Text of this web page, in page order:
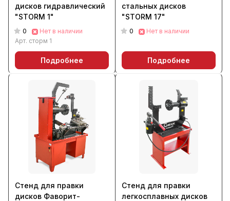
дисков гидравлический
"STORM 1"
0
Нет в наличии
Арт. сторм 1
Подробнее
стальных дисков
"STORM 17"
0 Нет в наличии
Подробнее
Стенд для правки
дисков Фаворит-
Стенд для правки
легкосплавных дисков